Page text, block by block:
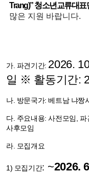
Trang)”청소년교류대표
많은 지원 바랍니다.
가. 파견기간: 2026.
일 ※ 활동기간:
나. 방문국가:베트남 냐짱
다. 주요내용:사전모임 ,파
사후모임
라. 모집개요
1) 모집기간: ~2026.